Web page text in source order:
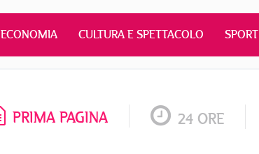
ECONOMIA CULTURA E SPETTACOLO SPORT
PRIMA PAGINA 24 ORE